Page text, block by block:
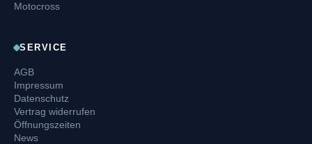
Motocross
SERVICE
AGB
Impressum
Datenschutz
Vertrag widerrufen
Öffnungszeiten
News